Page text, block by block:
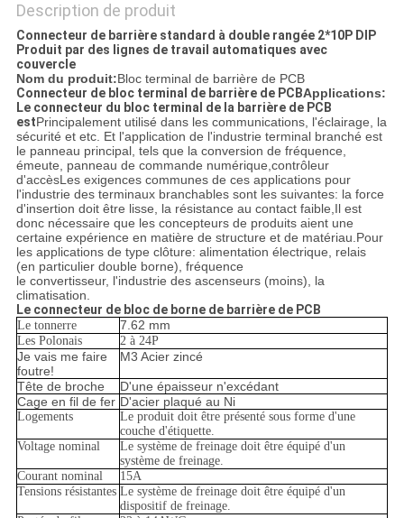
Description de produit
Connecteur de barrière standard à double rangée 2*10P DIP
Produit par des lignes de travail automatiques avec
couvercle
Nom du produit:Bloc terminal de barrière de PCB
Connecteur de bloc terminal de barrière de PCBApplications:
Le connecteur du bloc terminal de la barrière de PCB
estPrincipalement utilisé dans les communications, l'éclairage, la
sécurité et etc. Et l'application de l'industrie terminal branché est
le panneau principal, tels que la conversion de fréquence,
émeute, panneau de commande numérique,contrôleur
d'accèsLes exigences communes de ces applications pour
l'industrie des terminaux branchables sont les suivantes: la force
d'insertion doit être lisse, la résistance au contact faible,Il est
donc nécessaire que les concepteurs de produits aient une
certaine expérience en matière de structure et de matériau.Pour
les applications de type clôture: alimentation électrique, relais
(en particulier double borne), fréquence
le convertisseur, l'industrie des ascenseurs (moins), la
climatisation.
Le connecteur de bloc de borne de barrière de PCB
Le tonnerre 7.62 mm
Les Polonais 2 à 24P
Je vais me faire
foutre!
M3 Acier zincé
Tête de broche
D'une épaisseur n'excédant
Cage en fil de fer D'acier plaqué au Ni
Logements
Le produit doit être présenté sous forme d'une
couche d'étiquette.
Voltage nominal
Le système de freinage doit être équipé d'un
système de freinage.
Courant nominal
15A
Tensions résistantes Le système de freinage doit être équipé d'un
dispositif de freinage.